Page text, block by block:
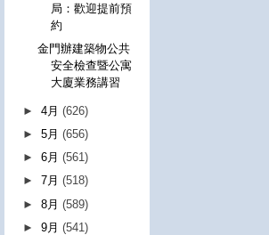
局：歡迎提前預
約
金門辦建築物公共
安全檢查暨公寓
大廈業務講習
►4月(626)
►5月(656)
►6月(561)
►7月(518)
►8月(589)
►9月(541)